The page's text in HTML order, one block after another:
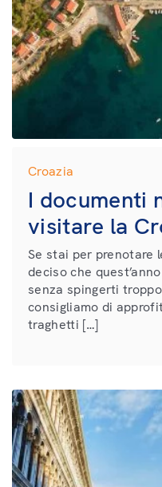
Croazia
I documenti
visitare la
Se stai per prenotare
deciso che
senza spingerti
consigliamo di
traghetti […]